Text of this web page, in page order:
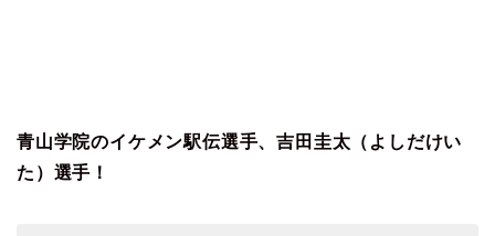
青山学院のイケメン駅伝選手、吉田圭太（よしだけい
た）選手！